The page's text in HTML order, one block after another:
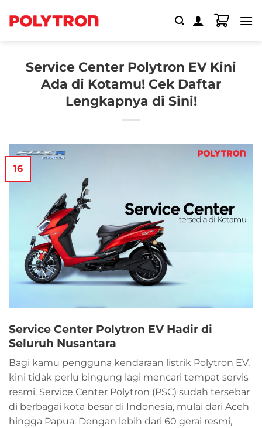
Service Center Polytron EV Kini
Ada di Kotamu! Cek Daftar
Lengkapnya di Sini!
16
Service Center Polytron EV Hadir di
Seluruh Nusantara
Bagi kamu pengguna kendaraan listrik Polytron EV,
kini tidak perlu bingung lagi mencari tempat servis
resmi. Service Center Polytron (PSC) sudah tersebar
di berbagai kota besar di Indonesia, mulai dari Aceh
hingga Papua. Dengan lebih dari 60 gerai resmi,